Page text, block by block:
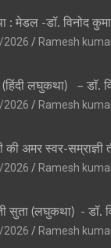
मेडल -डॉ. विनोद कुमार
2026
Ramesh
लघुकथा) – डॉ.
2026
Ramesh
की अमर स्वर-
2026
Ramesh
सुता (लघुकथा) ​- डॉ.
2026
Ramesh